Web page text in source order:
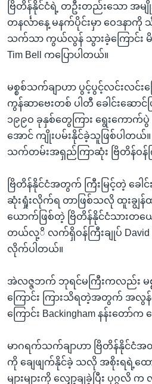
သို့
ကျော်
ရန်
ဗြိတိန်နိုင်ငံရဲ့ တဦးတည်းသော အမျို
တနင်္လာနေ့ မနက်ပိုင်းမှာ ဝေဒနာ
သက်သာ ကွယ်လွန် သွားခဲ့ကြောင်း မိ
Tim Bell ကပြောပါတယ်။
မစ္စစ်သက်ချာဟာ ပွင့်ပွင့်လင်းလင်
ကွန်ဆာဗေးတစ် ပါတီ ခေါင်းဆောင်ဖ
၁၉၉ဝ ခုနှစ်တွေကြား ရွေးကောက်
အောင် ကျိုးပမ်းနိုင်ခဲ့သူဖြစ်ပါတယ်။
သက်တမ်းအရှည်ကြာဆုံး ဗြိတိန်ဝန်က
ဗြိတိန်နိုင်ငံအတွက် ကြီးမြင့်တဲ့ ခေါ
ဆုံးရှုံးလိုက်ရ တာဖြစ်သလို ထူးချွန်
ယောက်ဖြစ်တဲ့ ဗြိတိန်နိုင်ငံသားတ
တယ်လု့ိ လက်ရှိဝန်ကြီးချုပ် David
လိုက်ပါတယ်။
အဲလဇ္ဇဘက် ဘုရင်မကြီးကလည်း မ
ကြောင်း ကြားသိရတဲ့အတွက် အလွ
ကြောင်း Backingham နန်းတော်က
မာဂရက်သက်ချာဟာ ဗြိတိန်နိုင်ငံအ
ကို ချေဖျက်နိုင်ခဲ့ သလို အစိုးရရဲ့ထ
များများကို လျှော့ချခဲ့ပြီး ပုဂ္ဂလိ